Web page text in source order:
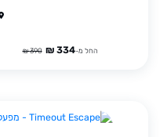
החל מ-334 ₪
390 ₪